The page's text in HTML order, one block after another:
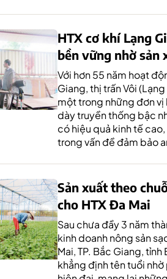
HTX cơ khí Lạng
bền vững nhờ sản
Với hơn 55 năm hoạt
Giang, thị trấn Vôi
một trong những đơn
dày truyền thống bậc
có hiệu quả kinh tế
trong vấn đề đảm bảo
Sản xuất theo
cho HTX Đa Mai
Sau chưa đầy 3 năm
kinh doanh nông sản
Mai, TP. Bắc Giang,
khẳng định tên tuổi